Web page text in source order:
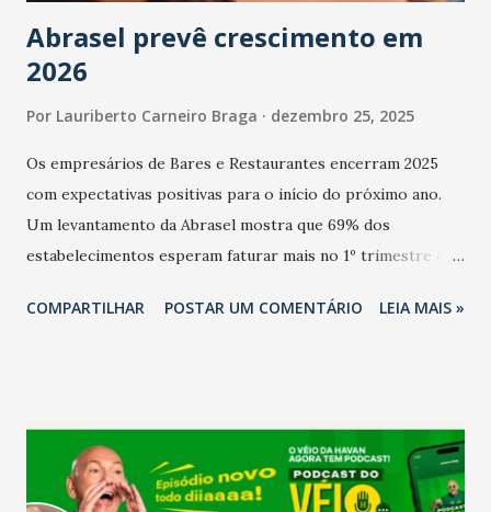
Abrasel prevê crescimento em
2026
Por Lauriberto Carneiro Braga dezembro 25, 2025
Os empresários de Bares e Restaurantes encerram 2025
com expectativas positivas para o início do próximo ano.
Um levantamento da Abrasel mostra que 69% dos
estabelecimentos esperam faturar mais no 1º trimestre de
relação ao último trimestre deste ano, 56% também
confraternizações de fim de ano e pelo pagamento do 13º
Salário para um número maior de trabalhadores, já que o
país tem a menor taxa de desemprego dos anos recentes.
COMPARTILHAR POSTAR UM COMENTÁRIO LEIA MAIS »